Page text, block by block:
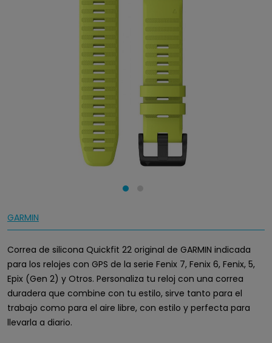
GARMIN
Correa de silicona Quickfit 22 original de GARMIN indicada
para los relojes con GPS de la serie Fenix 7, Fenix 6, Fenix, 5,
Epix (Gen 2) y Otros. Personaliza tu reloj con una correa
duradera que combine con tu estilo, sirve tanto para el
trabajo como para el aire libre, con estilo y perfecta para
llevarla a diario.